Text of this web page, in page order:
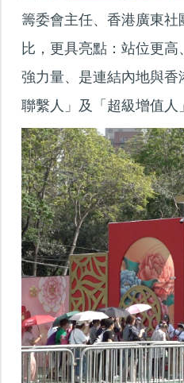
籌委會主任、香港廣東
比，更具亮點：站位更
強力量、是連結內地與
聯繫人」及「超級增值人